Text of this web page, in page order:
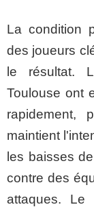
La condition
des joueurs
le résultat.
Toulouse ont
rapidement,
maintient
les baisses
contre des
attaques.